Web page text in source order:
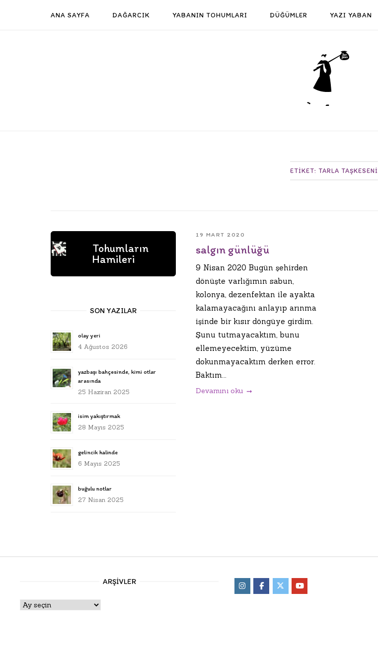
ANA SAYFA DAĞARCIK YABANIN TOHUMLARI DÜĞÜMLER YAZI YABAN
Home
ETIKET: TARLA TAŞKESENI
19 MART 2020
salgın günlüğü
9 Nisan 2020 Bugün şehirden
dönüşte varlığımın sabun,
kolonya, dezenfektan ile ayakta
kalamayacağını anlayıp arınma
işinde bir kısır döngüye girdim.
Şunu tutmayacaktım, bunu
ellemeyecektim, yüzüme
dokunmayacaktım derken error.
Baktım...
Devamını oku
Tohumların
Hamileri
SON YAZILAR
olay yeri
4 Ağustos 2026
yazbaşı bahçesinde, kimi otlar
arasında
25 Haziran 2025
isim yakıştırmak
28 Mayıs 2025
gelincik halinde
6 Mayıs 2025
buğulu notlar
27 Nisan 2025
ARŞIVLER
Arşivler